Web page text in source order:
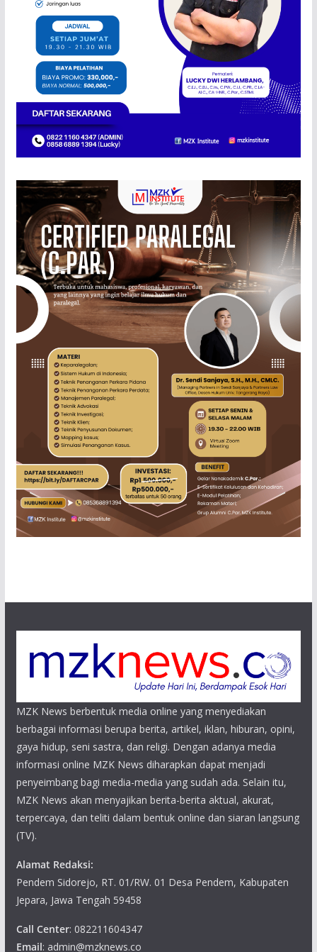
MZK News berbentuk media online yang menyediakan
berbagai informasi berupa berita, artikel, iklan, hiburan, opini,
gaya hidup, seni sastra, dan religi. Dengan adanya media
informasi online MZK News diharapkan dapat menjadi
penyeimbang bagi media-media yang sudah ada. Selain itu,
MZK News akan menyajikan berita-berita aktual, akurat,
terpercaya, dan teliti dalam bentuk online dan siaran langsung
(TV).
Alamat Redaksi:
Pendem Sidorejo, RT. 01/RW. 01 Desa Pendem, Kabupaten
Jepara, Jawa Tengah 59458
Call Center: 082211604347
Email: admin@mzknews.co